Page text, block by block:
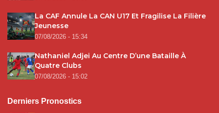
La CAF Annule La CAN U17 Et Fragilise La Filière
Jeunesse
07/08/2026 - 15:34
Nathaniel Adjei Au Centre D’une Bataille À
Quatre Clubs
07/08/2026 - 15:02
Derniers Pronostics